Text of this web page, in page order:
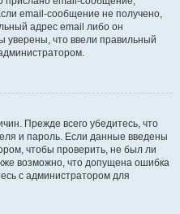
email-сообщение не получено,
адрес email либо он
уверены, что ввели правильный
Прежде всего убедитесь, что
и пароль. Если данные введены
чтобы проверить, не был ли
возможно, что допущена ошибка
с администратором для